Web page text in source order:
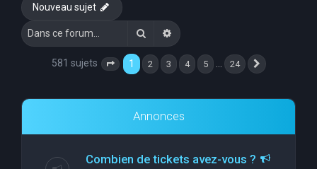
Nouveau sujet
RechercherRecherche avancée
581 sujets Page 1 sur 24
1 2 3 4 5 24
Annonces
Combien de tickets avez-vous ?